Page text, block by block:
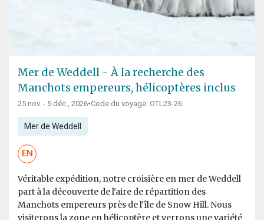
Mer de Weddell - À la recherche des
Manchots empereurs, hélicoptères inclus
25 nov. - 5 déc., 2026•Code du voyage: OTL23-26
Mer de Weddell
EN
Véritable expédition, notre croisière en mer de Weddell
part à la découverte de l'aire de répartition des
Manchots empereurs près de l'île de Snow Hill. Nous
visiterons la zone en hélicoptère et verrons une variété